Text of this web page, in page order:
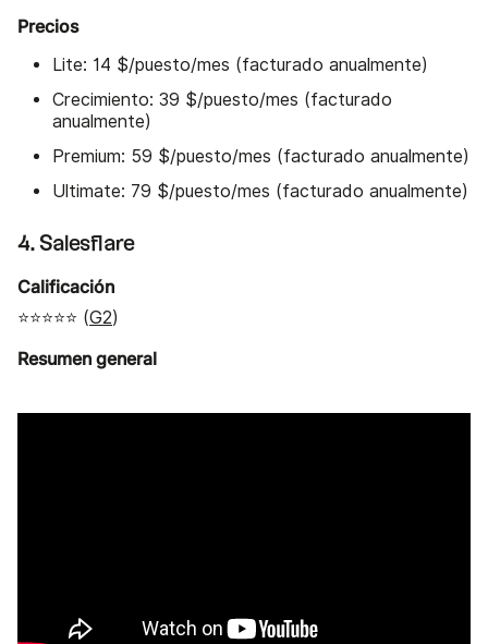
Precios
Lite: 14 $/puesto/mes (facturado anualmente)
Crecimiento: 39 $/puesto/mes (facturado
anualmente)
Premium: 59 $/puesto/mes (facturado anualmente)
Ultimate: 79 $/puesto/mes (facturado anualmente)
4. Salesflare
Calificación
⭐⭐⭐⭐⭐ (G2)
Resumen general